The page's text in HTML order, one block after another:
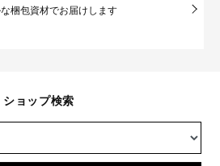
梱包資材でお届けします
ショップ検索